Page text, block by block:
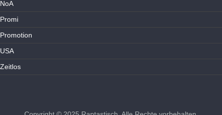
NoA
Promi
Promotion
USA
Zeitlos